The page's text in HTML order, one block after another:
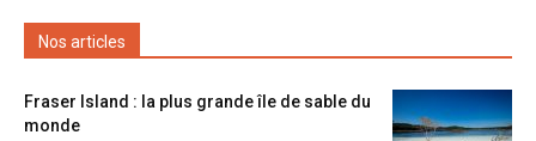
Nos articles
Fraser Island : la plus grande île de sable du
monde